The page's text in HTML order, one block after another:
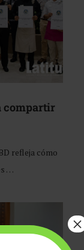
compartir
refleja cómo
…
×